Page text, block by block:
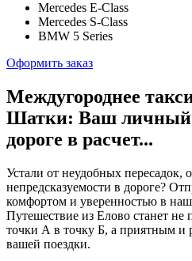
Mercedes E-Class
Mercedes S-Class
BMW 5 Series
Оформить заказ
Междугороднее
Шатки: Ваш личный
дороге в расчет...
Устали от неудобных пересадок,
непредсказуемости в дороге?
комфортом и уверенностью в
Путешествие из Елово станет не
точки А в точку Б, а приятным и
вашей поездки.